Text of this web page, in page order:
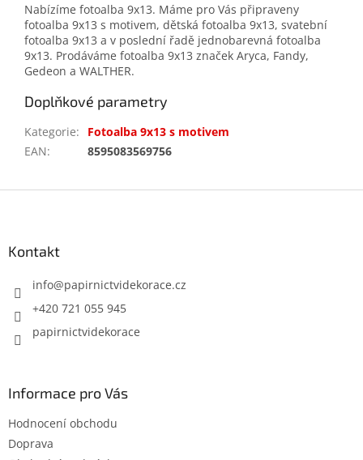
Nabízíme fotoalba 9x13. Máme pro Vás připraveny
fotoalba 9x13 s motivem, dětská fotoalba 9x13, svatební
fotoalba 9x13 a v poslední řadě jednobarevná fotoalba
9x13. Prodáváme fotoalba 9x13 značek Aryca, Fandy,
Gedeon a WALTHER.
Doplňkové parametry
Kategorie:
Fotoalba 9x13 s motivem
EAN: 8595083569756
Kontakt
info@papirnictvidekorace.cz
+420 721 055 945
papirnictvidekorace
Informace pro Vás
Hodnocení obchodu
Doprava